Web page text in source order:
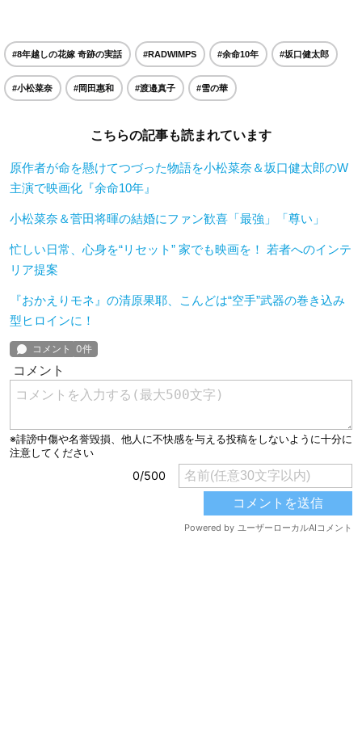
#8年越しの花嫁 奇跡の実話 #RADWIMPS #余命10年 #坂口健太郎
#小松菜奈 #岡田惠和 #渡邉真子 #雪の華
こちらの記事も読まれています
原作者が命を懸けてつづった物語を小松菜奈＆坂口健太郎のW
主演で映画化『余命10年』
小松菜奈＆菅田将暉の結婚にファン歓喜「最強」「尊い」
忙しい日常、心身を“リセット” 家でも映画を！ 若者へのインテ
リア提案
『おかえりモネ』の清原果耶、こんどは“空手”武器の巻き込み
型ヒロインに！